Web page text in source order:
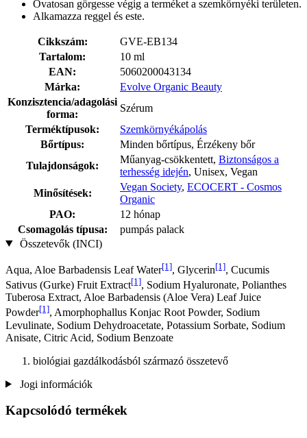
Óvatosan görgesse végig a terméket a szemkörnyéki területen.
Alkamazza reggel és este.
Cikkszám:
GVE-EB134
Tartalom:
10 ml
EAN:
5060200043134
Márka:
Evolve Organic Beauty
Konzisztencia/adagolási
forma:
Szérum
Terméktípusok:
Szemkörnyékápolás
Bőrtípus:
Minden bőrtípus, Érzékeny bőr
Tulajdonságok:
Műanyag-csökkentett, Biztonságos a
terhesség idején, Unisex, Vegan
Minősítések:
Vegan Society, ECOCERT - Cosmos
Organic
PAO:
12 hónap
Csomagolás típusa:
pumpás palack
Összetevők (INCI)
Aqua, Aloe Barbadensis Leaf Water[1], Glycerin[1], Cucumis
Sativus (Gurke) Fruit Extract[1], Sodium Hyaluronate, Polianthes
Tuberosa Extract, Aloe Barbadensis (Aloe Vera) Leaf Juice
Powder[1], Amorphophallus Konjac Root Powder, Sodium
Levulinate, Sodium Dehydroacetate, Potassium Sorbate, Sodium
Anisate, Citric Acid, Sodium Benzoate
biológiai gazdálkodásból származó összetevő
Jogi információk
Kapcsolódó termékek